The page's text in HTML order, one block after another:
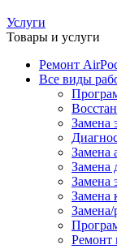
Услуги
Товары и услуги
Ремонт
Все виды
Замена
Замена
Замена
Замена
Замена
Замена/
Ремонт